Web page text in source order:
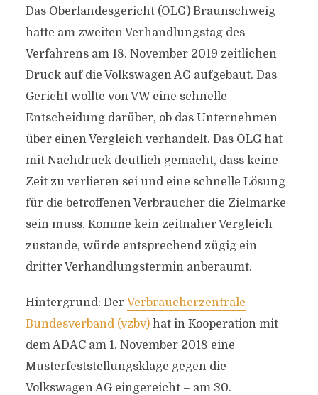
Das Oberlandesgericht (OLG) Braunschweig
hatte am zweiten Verhandlungstag des
Verfahrens am 18. November 2019 zeitlichen
Druck auf die Volkswagen AG aufgebaut. Das
Gericht wollte von VW eine schnelle
Entscheidung darüber, ob das Unternehmen
über einen Vergleich verhandelt. Das OLG hat
mit Nachdruck deutlich gemacht, dass keine
Zeit zu verlieren sei und eine schnelle Lösung
für die betroffenen Verbraucher die Zielmarke
sein muss. Komme kein zeitnaher Vergleich
zustande, würde entsprechend zügig ein
dritter Verhandlungstermin anberaumt.
Hintergrund: Der Verbraucherzentrale
Bundesverband (vzbv) hat in Kooperation mit
dem ADAC am 1. November 2018 eine
Musterfeststellungsklage gegen die
Volkswagen AG eingereicht – am 30.